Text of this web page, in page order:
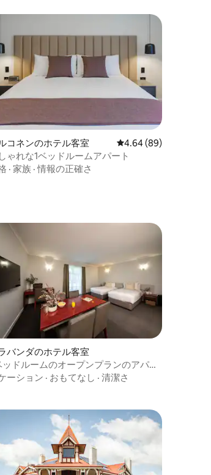
つ星中4.71つ星の平均評価
コネンのホテル客室 レビュー89件、5つ星
4.64 (89)
ゃれな1ベッドルームアパート
· 家族 ·情報の正確さ
星中4.45つ星の平均評価
バンダのホテル客室
ッドルームのオープンプランのアパー
グループに最適
ーション · おもてなし · 清潔さ